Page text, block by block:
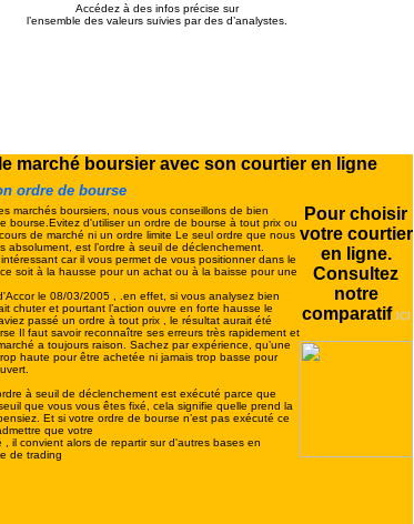
Accédez à des infos précise sur
l’ensemble des valeurs suivies par des d’analystes.
marché boursier avec son courtier en ligne
ordre de bourse
marchés boursiers, nous vous conseillons de bien
bourse.Evitez d'utiliser un ordre de bourse à tout prix ou
de marché ni un ordre limite Le seul ordre que nous
absolument, est l’ordre à seuil de déclenchement.
car il vous permet de vous positionner dans le
soit à la hausse pour un achat ou à la baisse pour une
le 08/03/2005 , .en effet, si vous analysez bien
chuter et pourtant l’action ouvre en forte hausse le
passé un ordre à tout prix , le résultat aurait été
Il faut savoir reconnaître ses erreurs très rapidement et
a toujours raison. Sachez par expérience, qu’une
haute pour être achetée ni jamais trop basse pour
à seuil de déclenchement est exécuté parce que
que vous vous êtes fixé, cela signifie quelle prend la
Et si votre ordre de bourse n’est pas exécuté ce
que votre
, il convient alors de repartir sur d'autres bases en
de trading
Pour choisir
votre courtier
en ligne.
Consultez
notre
comparatif ICI